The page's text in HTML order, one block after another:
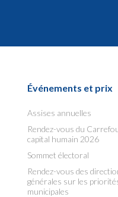
Événements et prix
Assises annuelles
Rendez-vous du
capital humain 2026
Sommet électoral
Rendez-vous des
générales sur les
municipales